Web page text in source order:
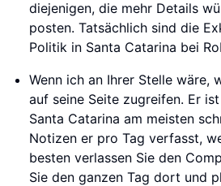
diejenigen, die mehr Details
posten. Tatsächlich sind die
Politik in Santa Catarina bei
Wenn ich an Ihrer Stelle wäre,
auf seine Seite zugreifen. Er
Santa Catarina am meisten
Notizen er pro Tag verfasst,
besten verlassen Sie den
Sie den ganzen Tag dort und